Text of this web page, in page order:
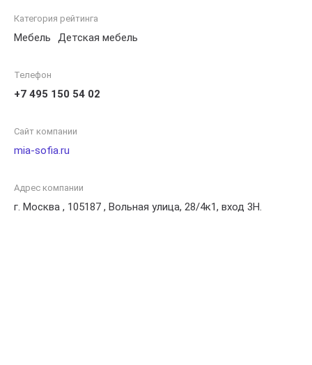
доставку по всей России.
Категория рейтинга
Мебель Детская мебель
Телефон
+7 495 150 54 02
Сайт компании
mia-sofia.ru
Адрес компании
г. Москва , 105187 , Вольная улица, 28/4к1, вход 3Н.